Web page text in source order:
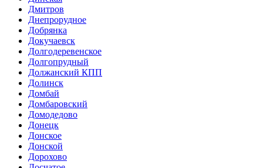
Дмитров
Днепрорудное
Добрянка
Докучаевск
Долгодеревенское
Долгопрудный
Должанский КПП
Долинск
Домбай
Домбаровский
Домодедово
Донецк
Донское
Донской
Дорохово